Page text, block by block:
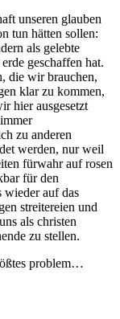
unseren glauben
tun hätten sollen:
als gelebte
geschaffen hat.
die wir brauchen,
klar zu kommen,
hier ausgesetzt
zu anderen
werden, nur weil
fürwahr auf rosen
für den
wieder auf das
streitereien und
als christen
zu stellen.
problem…